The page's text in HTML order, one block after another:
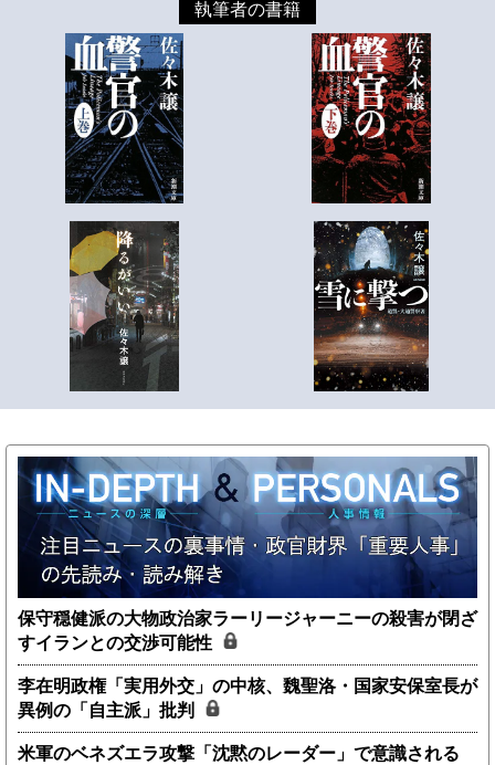
執筆者の書籍
保守穏健派の大物政治家ラーリージャーニーの殺害が閉ざ
すイランとの交渉可能性
李在明政権「実用外交」の中核、魏聖洛・国家安保室長が
異例の「自主派」批判
米軍のベネズエラ攻撃「沈黙のレーダー」で意識される